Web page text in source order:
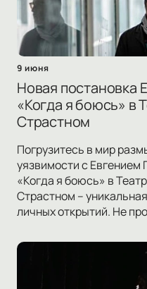
9 июня
Новая постановка
«Когда я боюсь» в
Страстном
Погрузитесь в мир
уязвимости с
«Когда я боюсь» в
Страстном –
личных открытий. Не